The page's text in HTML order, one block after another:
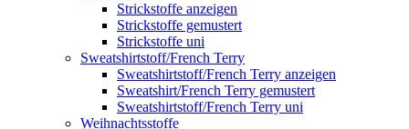
Strickstoffe anzeigen
Strickstoffe gemustert
Strickstoffe uni
Sweatshirtstoff/French Terry
Sweatshirtstoff/French Terry anzeigen
Sweatshirt/French Terry gemustert
Sweatshirtstoff/French Terry uni
Weihnachtsstoffe